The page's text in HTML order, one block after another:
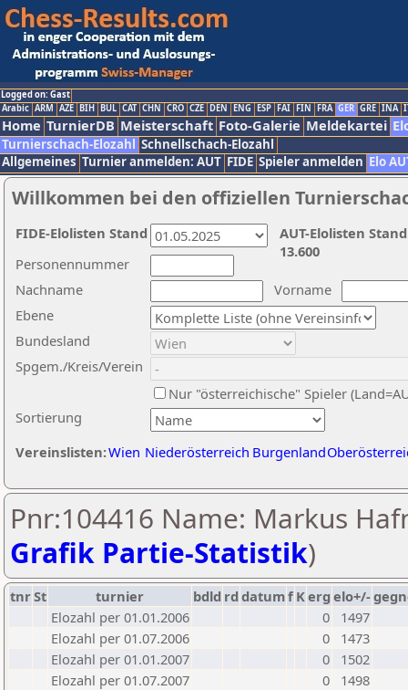
Logged on: Gast
Arabic ARM AZE BIH BUL CAT CHN CRO CZE DEN ENG ESP FAI FIN FRA GER GRE INA
Home TurnierDB Meisterschaft Foto-Galerie Meldekartei
Turnierschach-Elozahl Schnellschach-Elozahl
Allgemeines Turnier anmelden: AUT FIDE Spieler anmelden Elo
Willkommen bei den offiziellen
Nachname
Vorname
Ebene
Sortierung
Personennummer
Bundesland
Spgem./Kreis/Verein
Nur "österreichische" Spieler
Vereinslisten:Wien Niederösterreich Burgenland
AUT-Elolisten
13.600
FIDE-Elolisten Stand
Pnr:104416 Name: Markus
Grafik Partie-Statistik)
tnrSt turnier bdld rd datumf Kerg elo+/-
Elozahl per 01.01.2006
0
1497
Elozahl per 01.07.2006
0
1473
Elozahl per 01.01.2007
0
1502
Elozahl per 01.07.2007
0
1498